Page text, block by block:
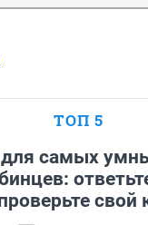
ТОП 5
для самых
свой